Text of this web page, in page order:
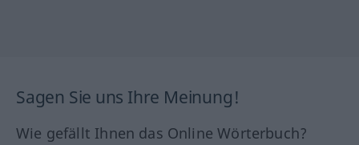
Sagen Sie uns Ihre Meinung!
Wie gefällt Ihnen das Online Wörterbuch?